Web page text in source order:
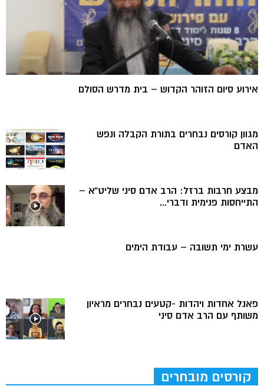
אירוע סיום הזוהר הקדוש – בית מדרש הסולם
מגוון קורסים נבחרים בתורת הקבלה ונפש
האדם
מבצע חרבות ברזל: הרב אדם סיני שליט”א –
התייחסות פנימית ודברי...
עשרת ימי תשובה – עבודת הימים
פאנל אחדות ויהדות -קטעים נבחרים מראיון
משותף עם הרב אדם סיני
קורסים מובחרים